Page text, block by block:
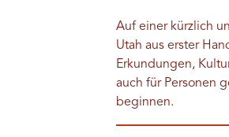
Auf einer kürzlich
Utah aus erster
Erkundungen,
auch für Personen
beginnen.